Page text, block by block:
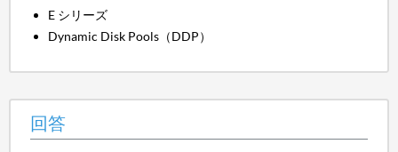
E シリーズ
Dynamic Disk Pools（DDP）
回答